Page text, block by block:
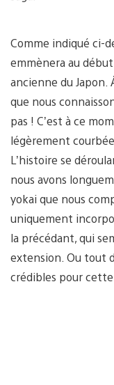
Comme indiqué ci-
emmènera au
ancienne du Japon.
que nous
pas ! C’est à ce
légèrement
L’histoire se
nous avons
yokai que nous
uniquement
la précédant, qui
extension. Ou tout
crédibles pour cette